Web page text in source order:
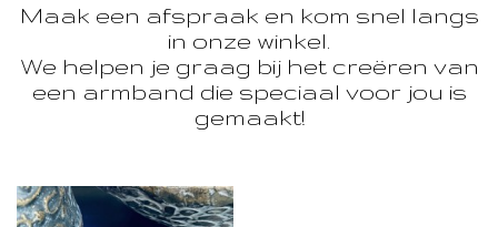
Maak een afspraak en kom snel langs
in onze winkel.
We helpen je graag bij het creëren van
een armband die speciaal voor jou is
gemaakt!